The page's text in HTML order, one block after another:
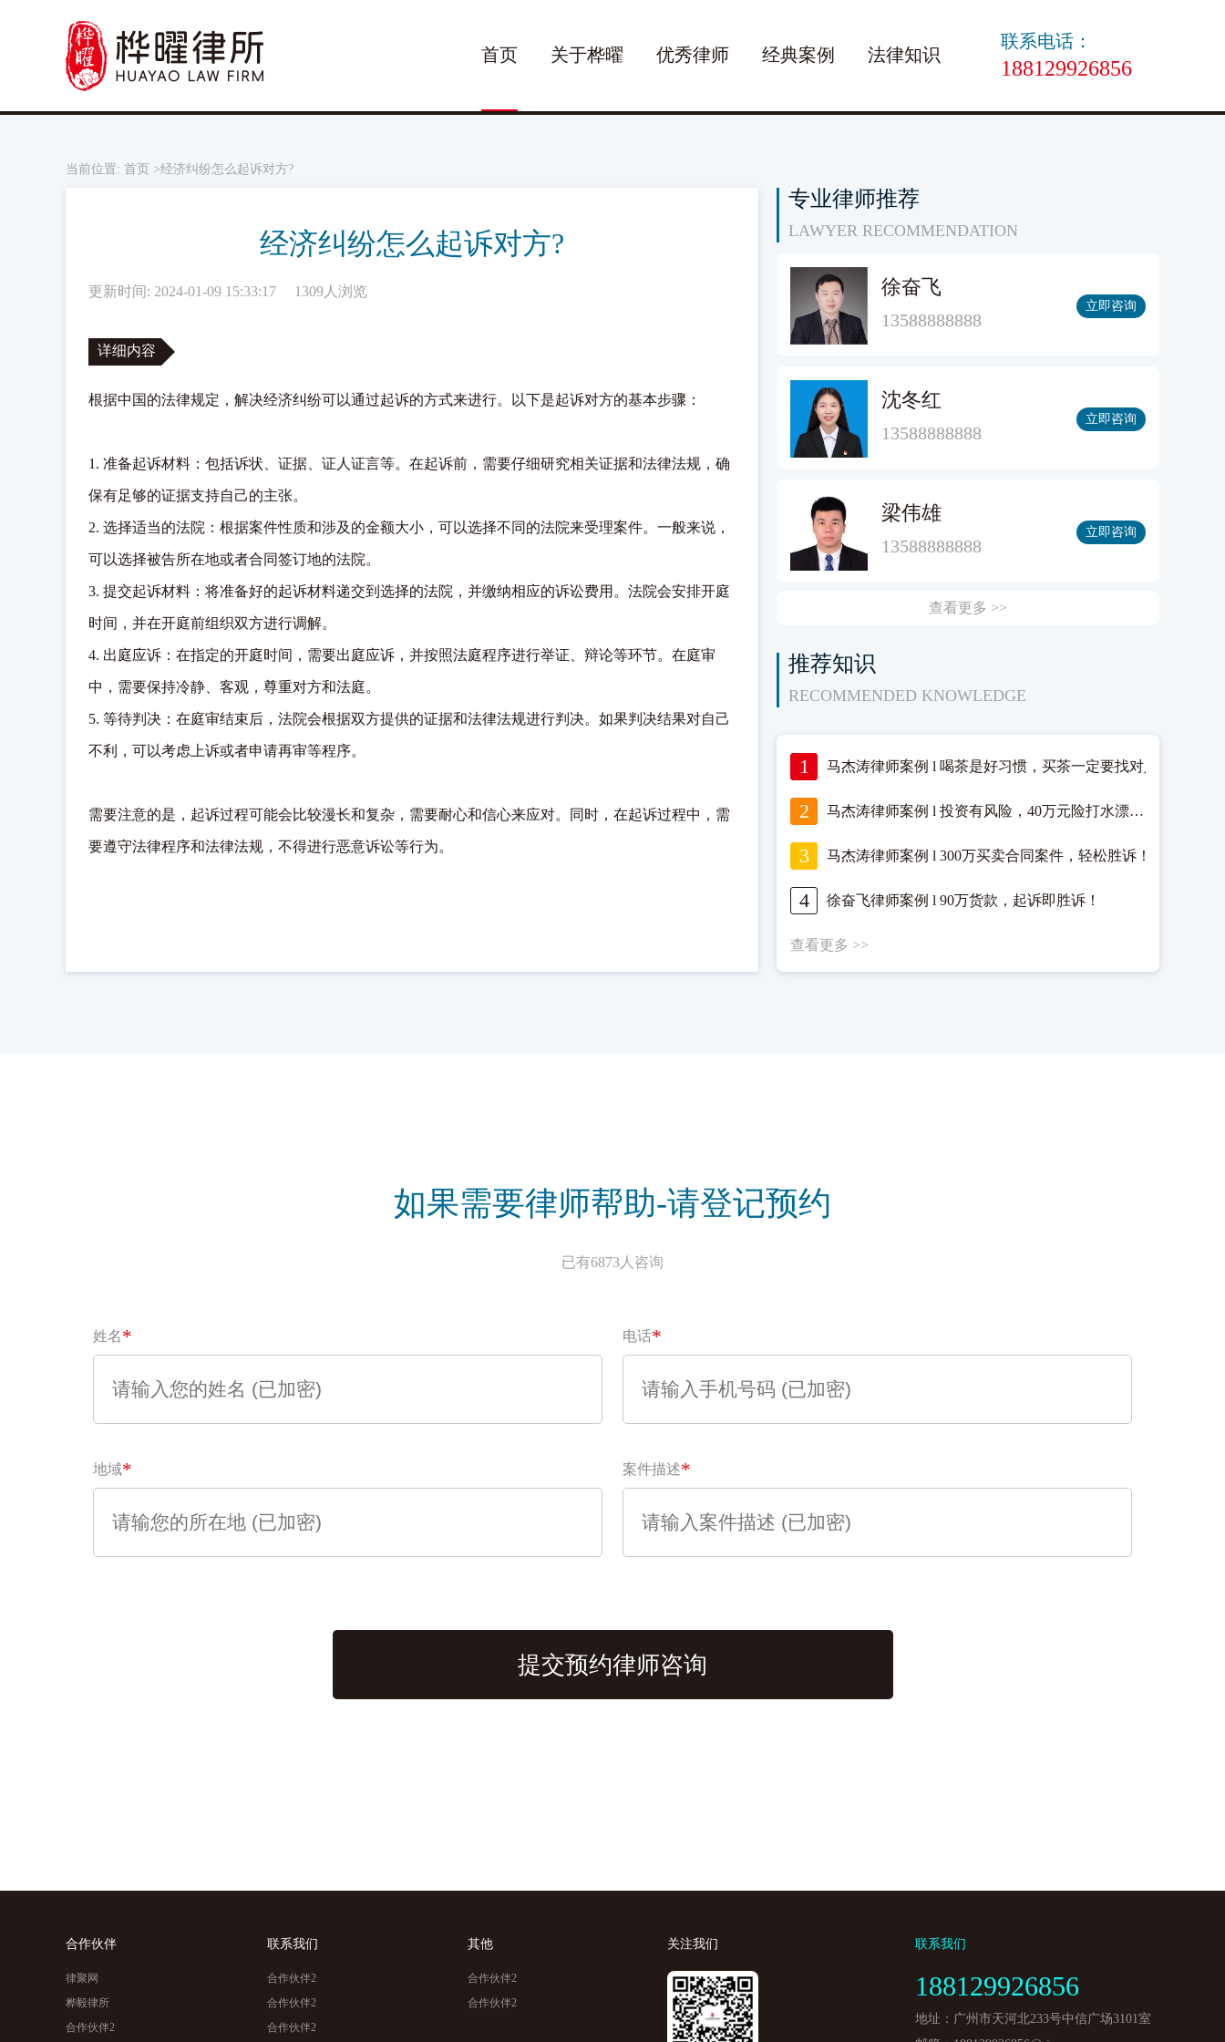
首页 关于桦曜 优秀律师 经典案例 法律知识
联系电话：
188129926856
当前位置: 首页 >经济纠纷怎么起诉对方?
经济纠纷怎么起诉对方?
更新时间: 2024-01-09 15:33:17 1309人浏览
详细内容
根据中国的法律规定，解决经济纠纷可以通过起诉的方式来进行。以下是起诉对方的基本步骤：
1. 准备起诉材料：包括诉状、证据、证人证言等。在起诉前，需要仔细研究相关证据和法律法规，确
保有足够的证据支持自己的主张。
2. 选择适当的法院：根据案件性质和涉及的金额大小，可以选择不同的法院来受理案件。一般来说，
可以选择被告所在地或者合同签订地的法院。
3. 提交起诉材料：将准备好的起诉材料递交到选择的法院，并缴纳相应的诉讼费用。法院会安排开庭
时间，并在开庭前组织双方进行调解。
4. 出庭应诉：在指定的开庭时间，需要出庭应诉，并按照法庭程序进行举证、辩论等环节。在庭审
中，需要保持冷静、客观，尊重对方和法庭。
5. 等待判决：在庭审结束后，法院会根据双方提供的证据和法律法规进行判决。如果判决结果对自己
不利，可以考虑上诉或者申请再审等程序。
需要注意的是，起诉过程可能会比较漫长和复杂，需要耐心和信心来应对。同时，在起诉过程中，需
要遵守法律程序和法律法规，不得进行恶意诉讼等行为。
专业律师推荐
LAWYER RECOMMENDATION
徐奋飞
13588888888
立即咨询
沈冬红
13588888888
立即咨询
梁伟雄
13588888888
立即咨询
查看更多 >>
推荐知识
RECOMMENDED KNOWLEDGE
马杰涛律师案例 l 喝茶是好习惯，买茶一定要找对人
马杰涛律师案例 l 投资有风险，40万元险打水漂…
马杰涛律师案例 l 300万买卖合同案件，轻松胜诉！
徐奋飞律师案例 l 90万货款，起诉即胜诉！
查看更多 >>
如果需要律师帮助-请登记预约
已有6873人咨询
姓名* 电话*
地域* 案件描述*
合作伙伴
律聚网
桦毅律所
合作伙伴2
联系我们
合作伙伴2
合作伙伴2
合作伙伴2
其他
合作伙伴2
合作伙伴2
关注我们 联系我们
188129926856
地址：广州市天河北233号中信广场3101室